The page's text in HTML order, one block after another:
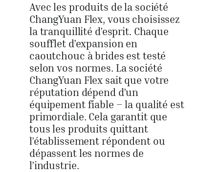
Avec les produits de la société
ChangYuan Flex, vous choisissez
la tranquillité d’esprit. Chaque
soufflet d’expansion en
caoutchouc à brides est testé
selon vos normes. La société
ChangYuan Flex sait que votre
réputation dépend d’un
équipement fiable – la qualité est
primordiale. Cela garantit que
tous les produits quittant
l’établissement répondent ou
dépassent les normes de
l’industrie.